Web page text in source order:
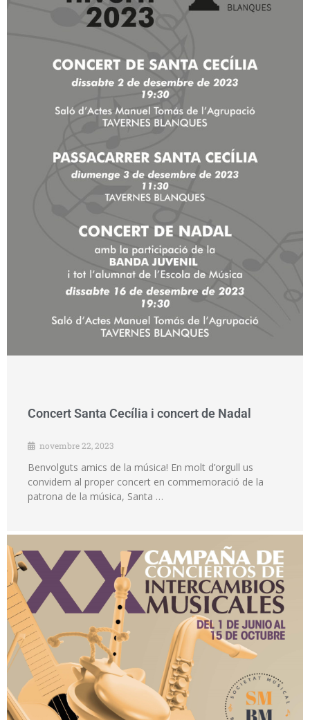
Concert Santa Cecília i concert de Nadal
novembre 22, 2023
Benvolguts amics de la música! En molt d’orgull us
convidem al proper concert en commemoració de la
patrona de la música, Santa …